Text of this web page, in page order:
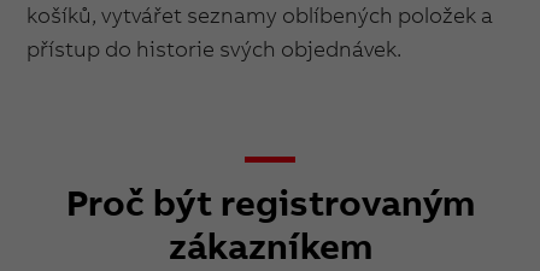
košíků, vytvářet seznamy oblíbených položek a
přístup do historie svých objednávek.
Proč být registrovaným
zákazníkem